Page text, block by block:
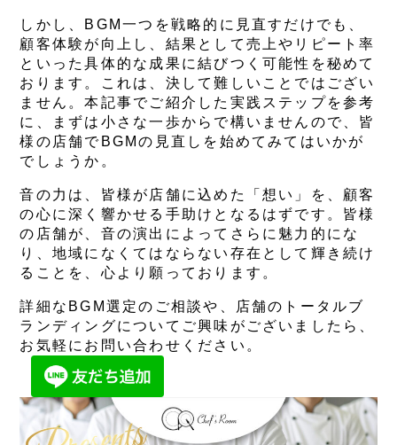
しかし、BGM一つを戦略的に見直すだけでも、
顧客体験が向上し、結果として売上やリピート率
といった具体的な成果に結びつく可能性を秘めて
おります。これは、決して難しいことではござい
ません。本記事でご紹介した実践ステップを参考
に、まずは小さな一歩からで構いませんので、皆
様の店舗でBGMの見直しを始めてみてはいかが
でしょうか。
音の力は、皆様が店舗に込めた「想い」を、顧客
の心に深く響かせる手助けとなるはずです。皆様
の店舗が、音の演出によってさらに魅力的にな
り、地域になくてはならない存在として輝き続け
ることを、心より願っております。
詳細なBGM選定のご相談や、店舗のトータルブ
ランディングについてご興味がございましたら、
お気軽にお問い合わせください。